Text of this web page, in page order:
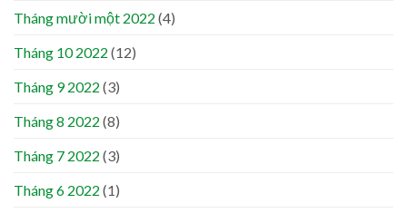
Tháng mười một 2022 (4)
Tháng 10 2022 (12)
Tháng 9 2022 (3)
Tháng 8 2022 (8)
Tháng 7 2022 (3)
Tháng 6 2022 (1)